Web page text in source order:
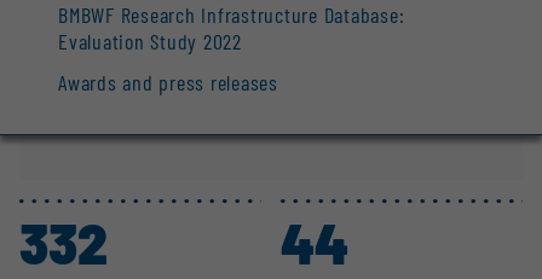
BMBWF Research Infrastructure Database:
Evaluation Study 2022
Awards and press releases
332 44